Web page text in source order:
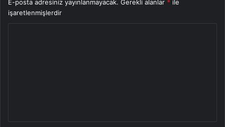
E-posta adresiniz yayınlanmayacak. Gerekli alanlar * ile
işaretlenmişlerdir